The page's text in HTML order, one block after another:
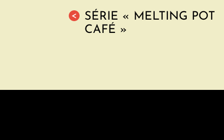
<
SÉRIE « MELTING POT
CAFÉ »